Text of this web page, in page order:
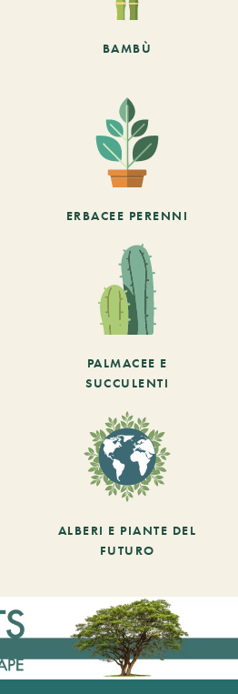
BAMBÙ
ERBACEE PERENNI
PALMACEE E
SUCCULENTI
ALBERI E PIANTE DEL
FUTURO